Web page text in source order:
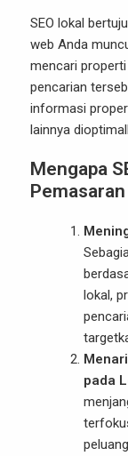
SEO lokal
web Anda
mencari
pencarian
informasi
lainnya
Mengapa
lokal,
pada